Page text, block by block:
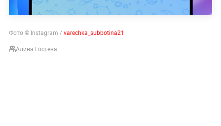
Фото © Instagram /varechka_subbotina21
Алина Гостева